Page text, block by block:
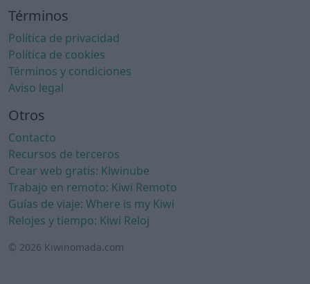
Términos
Política de privacidad
Política de cookies
Términos y condiciones
Aviso legal
Otros
Contacto
Recursos de terceros
Crear web gratis: Kiwinube
Trabajo en remoto: Kiwi Remoto
Guías de viaje: Where is my Kiwi
Relojes y tiempo: Kiwi Reloj
© 2026 Kiwinomada.com